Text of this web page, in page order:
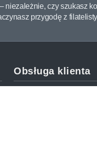
niezależnie, czy szukasz
przygodę z
Obsługa klienta